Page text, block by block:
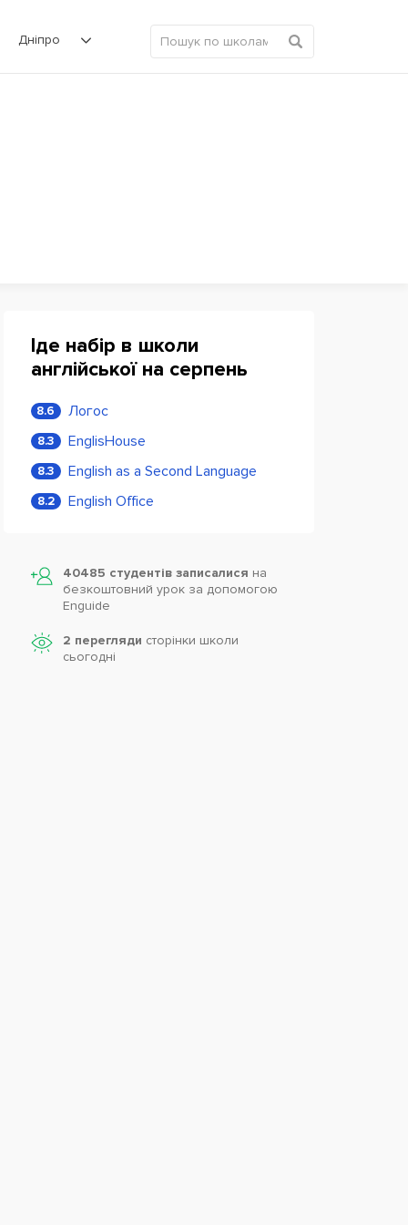
Дніпро
Іде набір в школи
англійської на серпень
8.6 Логос
8.3 EnglisHouse
8.3 English as a Second Language
8.2 English Office
40485 студентів записалися на
безкоштовний урок за допомогою
Enguide
2 перегляди сторінки школи
cьогодні